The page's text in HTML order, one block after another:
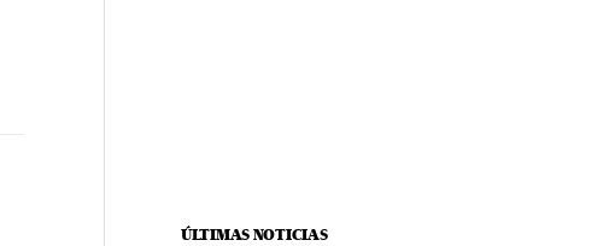
ÚLTIMAS NOTICIAS